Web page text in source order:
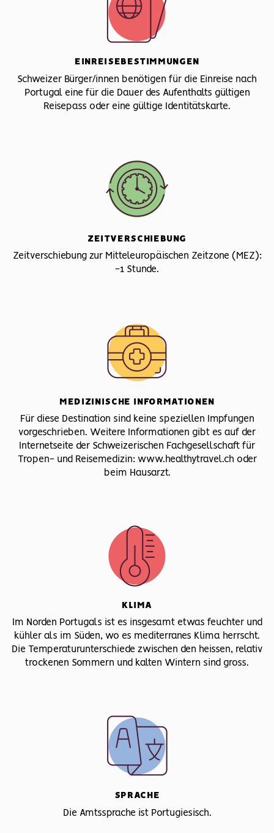
EINREISEBESTIMMUNGEN
Schweizer Bürger/innen benötigen für die Einreise nach
Portugal eine für die Dauer des Aufenthalts gültigen
Reisepass oder eine gültige Identitätskarte.
ZEITVERSCHIEBUNG
Zeitverschiebung zur Mitteleuropäischen Zeitzone (MEZ):
-1 Stunde.
MEDIZINISCHE INFORMATIONEN
Für diese Destination sind keine speziellen Impfungen
vorgeschrieben. Weitere Informationen gibt es auf der
Internetseite der Schweizerischen Fachgesellschaft für
Tropen- und Reisemedizin: www.healthytravel.ch oder
beim Hausarzt.
KLIMA
Im Norden Portugals ist es insgesamt etwas feuchter und
kühler als im Süden, wo es mediterranes Klima herrscht.
Die Temperaturunterschiede zwischen den heissen, relativ
trockenen Sommern und kalten Wintern sind gross.
SPRACHE
Die Amtssprache ist Portugiesisch.